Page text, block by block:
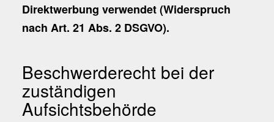
Direktwerbung verwendet (Widerspruch
nach Art. 21 Abs. 2 DSGVO).
Beschwerderecht bei der
zuständigen
Aufsichtsbehörde